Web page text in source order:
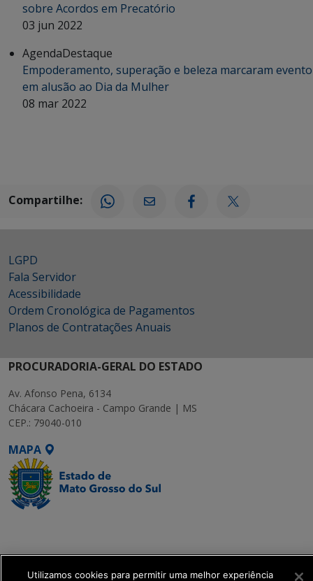
sobre Acordos em Precatório
03 jun 2022
AgendaDestaque
Empoderamento, superação e beleza marcaram evento
em alusão ao Dia da Mulher
08 mar 2022
Compartilhe:
LGPD
Fala Servidor
Acessibilidade
Ordem Cronológica de Pagamentos
Planos de Contratações Anuais
PROCURADORIA-GERAL DO ESTADO
Av. Afonso Pena, 6134
Chácara Cachoeira - Campo Grande | MS
CEP.: 79040-010
MAPA
Transformação Digital
Utilizamos cookies para permitir uma melhor experiência